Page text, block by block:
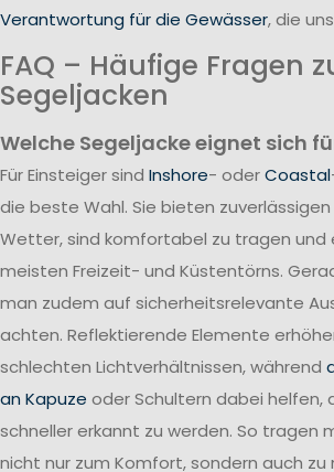
Verantwortung für die Gewässer, die
FAQ – Häufige Fragen
Segeljacken
Welche Segeljacke eignet sich
Für Einsteiger sind Inshore- oderCoastal
die beste Wahl. Sie bieten
Wetter, sind komfortabel zu tragen und
meisten Freizeit- und Küstentörns.
man zudem auf sicherheitsrelevante
achten. Reflektierende Elemente
schlechten Lichtverhältnissen, während
an Kapuze oder Schultern dabei helfen,
schneller erkannt zu werden. So tragen
nicht nur zum Komfort, sondern auch zu